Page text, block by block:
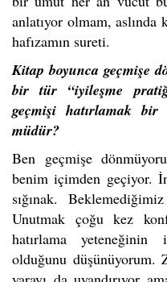
anlatıyor olmam,
hafızamın sureti.
Kitap boyunca geçmişe
bir tür “iyileşme
geçmişi hatırlamak
müdür?
Ben geçmişe
benim içimden geçiyor.
sığınak.
Unutmak çoğu kez
hatırlama
olduğunu düşünüyorum.